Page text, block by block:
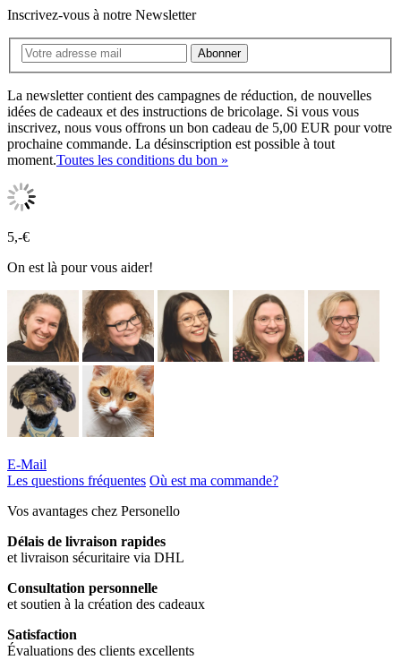
Inscrivez-vous à notre Newsletter
Abonner
La newsletter contient des campagnes de réduction, de nouvelles
idées de cadeaux et des instructions de bricolage. Si vous vous
inscrivez, nous vous offrons un bon cadeau de 5,00 EUR pour votre
prochaine commande. La désinscription est possible à tout
moment.Toutes les conditions du bon »
5,-€
On est là pour vous aider!
E-Mail
Les questions fréquentes Où est ma commande?
Vos avantages chez Personello
Délais de livraison rapides
et livraison sécuritaire via DHL
Consultation personnelle
et soutien à la création des cadeaux
Satisfaction
Évaluations des clients excellents